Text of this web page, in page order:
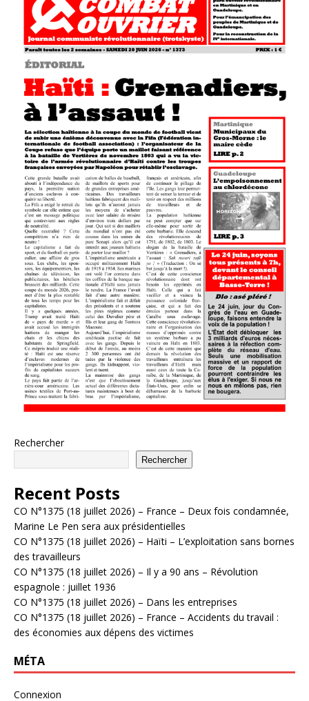
Rechercher
Rechercher
Recent Posts
CO N°1375 (18 juillet 2026) – France – Deux fois condamnée,
Marine Le Pen sera aux présidentielles
CO N°1375 (18 juillet 2026) – Haïti – L’exploitation sans bornes
des travailleurs
CO N°1375 (18 juillet 2026) – Il y a 90 ans – Révolution
espagnole : juillet 1936
CO N°1375 (18 juillet 2026) – Dans les entreprises
CO N°1375 (18 juillet 2026) – France – Accidents du travail :
des économies aux dépens des victimes
MÉTA
Connexion